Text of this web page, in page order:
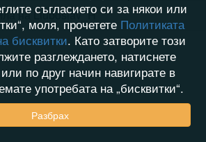
на Liuboslav_H
съгласието си за някои или
моля, прочетете Политиката
бисквитки. Като затворите този
разглеждането, натиснете
по друг начин навигирате в
употребата на „бисквитки“.
Разбрах